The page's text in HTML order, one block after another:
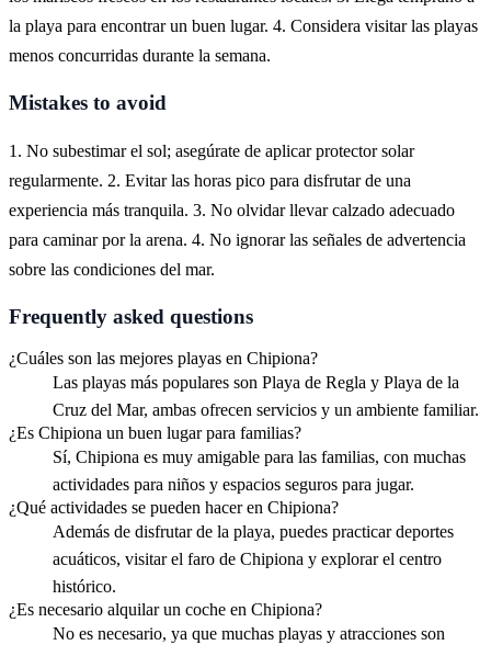
la playa para encontrar un buen lugar. 4. Considera visitar las playas
menos concurridas durante la semana.
Mistakes to avoid
1. No subestimar el sol; asegúrate de aplicar protector solar
regularmente. 2. Evitar las horas pico para disfrutar de una
experiencia más tranquila. 3. No olvidar llevar calzado adecuado
para caminar por la arena. 4. No ignorar las señales de advertencia
sobre las condiciones del mar.
Frequently asked questions
¿Cuáles son las mejores playas en Chipiona?
Las playas más populares son Playa de Regla y Playa de la
Cruz del Mar, ambas ofrecen servicios y un ambiente familiar.
¿Es Chipiona un buen lugar para familias?
Sí, Chipiona es muy amigable para las familias, con muchas
actividades para niños y espacios seguros para jugar.
¿Qué actividades se pueden hacer en Chipiona?
Además de disfrutar de la playa, puedes practicar deportes
acuáticos, visitar el faro de Chipiona y explorar el centro
histórico.
¿Es necesario alquilar un coche en Chipiona?
No es necesario, ya que muchas playas y atracciones son